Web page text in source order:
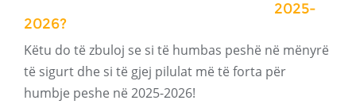
2025-
2026?
Këtu do të zbuloj se si të humbas peshë në mënyrë
të sigurt dhe si të gjej pilulat më të forta për
humbje peshe në 2025-2026!